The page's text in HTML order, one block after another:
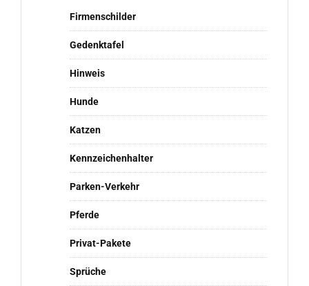
Firmenschilder
Gedenktafel
Hinweis
Hunde
Katzen
Kennzeichenhalter
Parken-Verkehr
Pferde
Privat-Pakete
Sprüche